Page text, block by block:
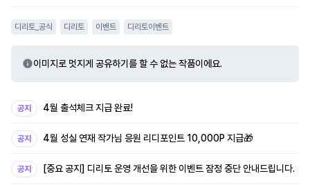
디리토_공식 디리토 이벤트 디리토이벤트
이미지로 멋지게 공유하기를 할 수 없는 작품이에요.
공지 4월 출석체크 지급 완료!
공지 4월 성실 연재 작가님 응원 리디포인트 10,000P 지급🎁
공지 [중요 공지] 디리토 운영 개선을 위한 이벤트 잠정 중단 안내드립니다.